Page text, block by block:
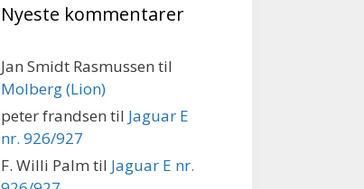
Nyeste kommentarer
Jan Smidt Rasmussen til
Molberg (Lion)
peter frandsen til Jaguar E
nr. 926/927
F. Willi Palm til Jaguar E nr.